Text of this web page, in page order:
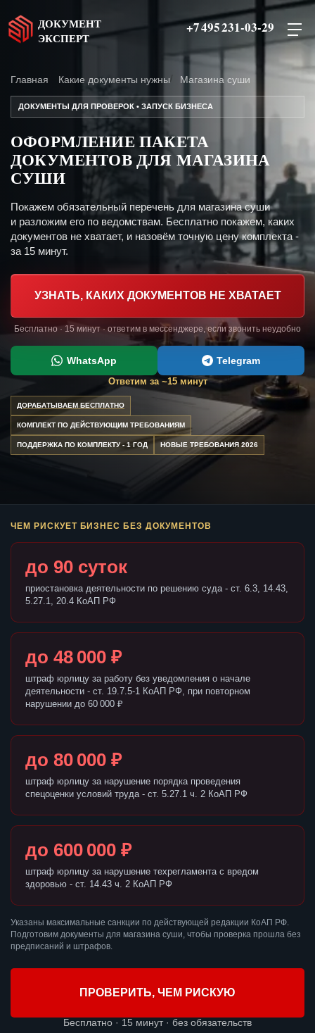
ДОКУМЕНТ
ЭКСПЕРТ
+7 495 231-03-29
Главная Какие документы нужны Магазина суши
ДОКУМЕНТЫ ДЛЯ ПРОВЕРОК • ЗАПУСК БИЗНЕСА
ОФОРМЛЕНИЕ ПАКЕТА
ДОКУМЕНТОВ ДЛЯ МАГАЗИНА
СУШИ
Покажем обязательный перечень для магазина суши
и разложим его по ведомствам. Бесплатно покажем, каких
документов не хватает, и назовём точную цену комплекта -
за 15 минут.
УЗНАТЬ, КАКИХ ДОКУМЕНТОВ НЕ ХВАТАЕТ
Бесплатно · 15 минут · ответим в мессенджере, если звонить неудобно
WhatsApp Telegram
Ответим за ~15 минут
ДОРАБАТЫВАЕМ БЕСПЛАТНО
КОМПЛЕКТ ПО ДЕЙСТВУЮЩИМ ТРЕБОВАНИЯМ
ПОДДЕРЖКА ПО КОМПЛЕКТУ - 1 ГОД НОВЫЕ ТРЕБОВАНИЯ 2026
ЧЕМ РИСКУЕТ БИЗНЕС БЕЗ ДОКУМЕНТОВ
до 90 суток
приостановка деятельности по решению суда - ст. 6.3, 14.43,
5.27.1, 20.4 КоАП РФ
до 48 000 ₽
штраф юрлицу за работу без уведомления о начале
деятельности - ст. 19.7.5-1 КоАП РФ, при повторном
нарушении до 60 000 ₽
до 80 000 ₽
штраф юрлицу за нарушение порядка проведения
спецоценки условий труда - ст. 5.27.1 ч. 2 КоАП РФ
до 600 000 ₽
штраф юрлицу за нарушение техрегламента с вредом
здоровью - ст. 14.43 ч. 2 КоАП РФ
Указаны максимальные санкции по действующей редакции КоАП РФ.
Подготовим документы для магазина суши, чтобы проверка прошла без
предписаний и штрафов.
ПРОВЕРИТЬ, ЧЕМ РИСКУЮ
Бесплатно · 15 минут · без обязательств